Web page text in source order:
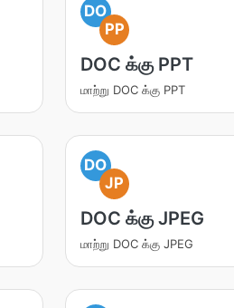
DO
PP
DOC க்கு PPT
மாற்று DOC க்கு PPT
DO
JP
DOC க்கு JPEG
மாற்று DOC க்கு JPEG